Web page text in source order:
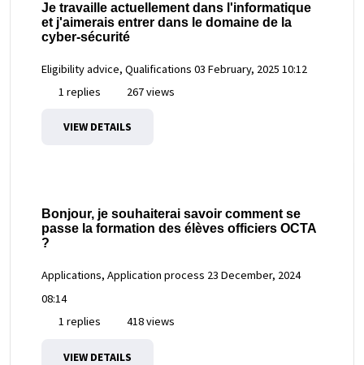
Je travaille actuellement dans l'informatique
et j'aimerais entrer dans le domaine de la
cyber-sécurité
Eligibility advice, Qualifications 03 February, 2025 10:12
1 replies
267 views
VIEW DETAILS
Bonjour, je souhaiterai savoir comment se
passe la formation des élèves officiers OCTA
?
Applications, Application process 23 December, 2024
08:14
1 replies
418 views
VIEW DETAILS